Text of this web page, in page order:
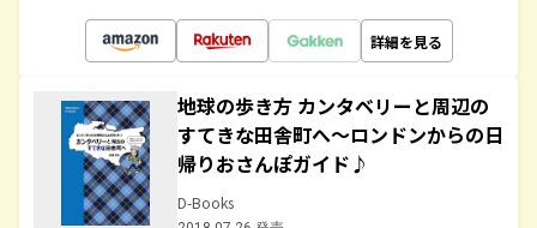
詳細を見る
地球の歩き方 カンタベリーと周辺の
すてきな田舎町へ～ロンドンからの日
帰りおさんぽガイド♪
D-Books